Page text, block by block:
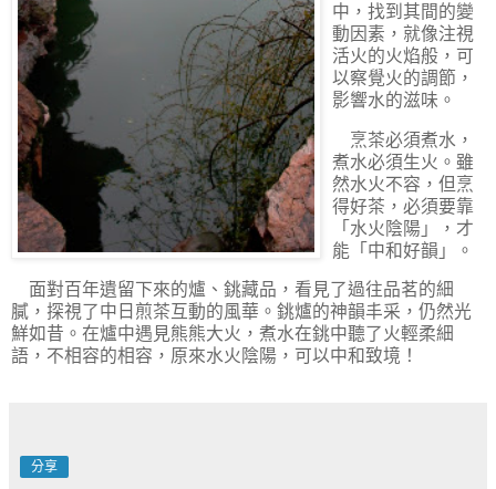
中，找到其間的變
動因素，就像注視
活火的火焰般，可
以察覺火的調節，
影響水的滋味。
烹茶必須煮水，
煮水必須生火。雖
然水火不容，但烹
得好茶，必須要靠
「水火陰陽」，才
能「中和好韻」。
面對百年遺留下來的爐、銚藏品，看見了過往品茗的細
膩，探視了中日煎茶互動的風華。銚爐的神韻丰采，仍然光
鮮如昔。在爐中遇見熊熊大火，煮水在銚中聽了火輕柔細
語，不相容的相容，原來水火陰陽，可以中和致境！
分享